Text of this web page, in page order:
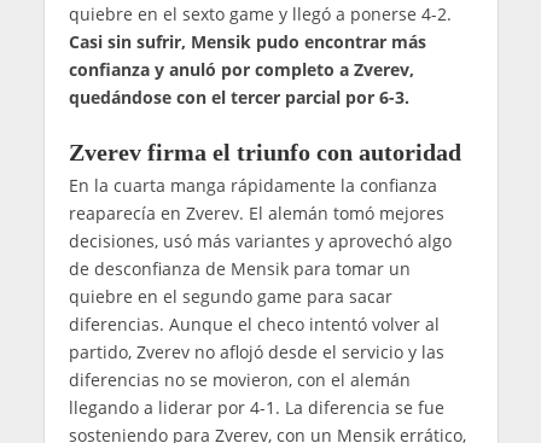
quiebre en el sexto game y llegó a ponerse 4-2.
Casi sin sufrir, Mensik pudo encontrar más
confianza y anuló por completo a Zverev,
quedándose con el tercer parcial por 6-3.
Zverev firma el triunfo con autoridad
En la cuarta manga rápidamente la confianza
reaparecía en Zverev. El alemán tomó mejores
decisiones, usó más variantes y aprovechó algo
de desconfianza de Mensik para tomar un
quiebre en el segundo game para sacar
diferencias. Aunque el checo intentó volver al
partido, Zverev no aflojó desde el servicio y las
diferencias no se movieron, con el alemán
llegando a liderar por 4-1. La diferencia se fue
sosteniendo para Zverev, con un Mensik errático,